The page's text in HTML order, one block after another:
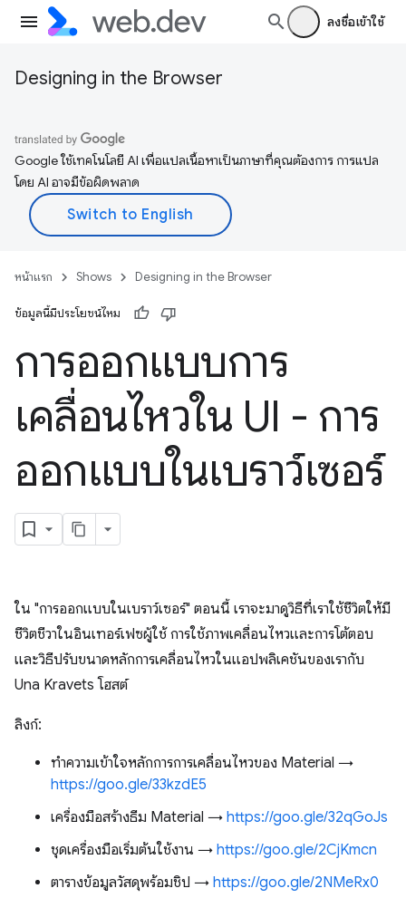
ลงชื่อเข้าใช้
Designing in the Browser
Google ใช้เทคโนโลยี AI เพื่อแปลเนื้อหาเป็นภาษาที่คุณต้องการ การแปล
โดย AI อาจมีข้อผิดพลาด
หน้าแรก Shows Designing in the Browser
ข้อมูลนี้มีประโยชน์ไหม
การออกแบบการ
เคลื่อนไหวใน UI - การ
ออกแบบในเบราว์เซอร์
ใน "การออกแบบในเบราว์เซอร์" ตอนนี้ เราจะมาดูวิธีที่เราใช้ชีวิตให้มี
ชีวิตชีวาในอินเทอร์เฟซผู้ใช้ การใช้ภาพเคลื่อนไหวและการโต้ตอบ
และวิธีปรับขนาดหลักการเคลื่อนไหวในแอปพลิเคชันของเรากับ
Una Kravets โฮสต์
ลิงก์:
ทำความเข้าใจหลักการการเคลื่อนไหวของ Material →
https://goo.gle/33kzdE5
เครื่องมือสร้างธีม Material → https://goo.gle/32qGoJs
ชุดเครื่องมือเริ่มต้นใช้งาน → https://goo.gle/2CjKmcn
ตารางข้อมูลวัสดุพร้อมชิป → https://goo.gle/2NMeRx0